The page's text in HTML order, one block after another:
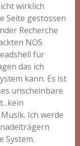
wirklich
Seite gestossen
Recherche
NOS
für
das ich
kann. Es ist
unscheinbare
Ich werde
System.